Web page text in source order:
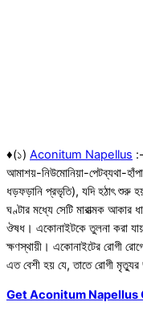
♦(১) Aconitum Napellus
আমাশয়-নিউমোনিয়া-পেটব্যথা-
ধড়ফড়ানি প্রভৃতি), যদি হঠাৎ শুরু
ঘণ্টার মধ্যে সেটি মারাত্মক
ঔষধ। একোনাইটকে তুলনা করা
ক্ষণস্থায়ী। একোনাইটের রোগী
এত বেশী হয় যে, তাতে রোগী
Get Aconitum Napellus